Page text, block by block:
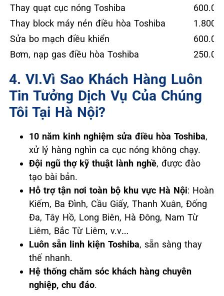
Thay quạt cục nóng Toshiba
Thay block máy nén điều hòa Toshiba
Sửa bo mạch điều khiển
Bơm, nạp gas điều hòa Toshiba
4. VI.Vì Sao Khách Hàng Luôn
Tin Tưởng Dịch Vụ Của Chúng
Tôi Tại Hà Nội?
10 năm kinh nghiệm sửa điều hòa Toshiba,
xử lý hàng nghìn ca cục nóng không chạy.
Đội ngũ thợ kỹ thuật lành nghề, được đào
tạo bài bản.
Hỗ trợ tận nơi toàn bộ khu vực Hà Nội: Hoàn
Kiếm, Ba Đình, Cầu Giấy, Thanh Xuân, Đống
Đa, Tây Hồ, Long Biên, Hà Đông, Nam Từ
Liêm, Bắc Từ Liêm, v.v…
Luôn sẵn linh kiện Toshiba, sẵn sàng thay
thế nhanh.
Hệ thống chăm sóc khách hàng chuyên
nghiệp, chu đáo.